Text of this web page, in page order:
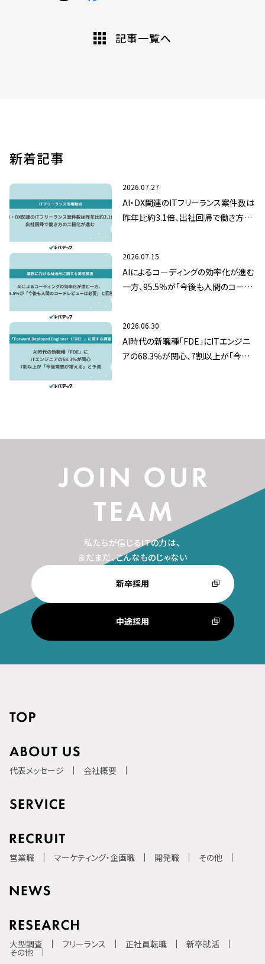
記事一覧へ
新着記事
2026.07.27
AI・DX関連のITフリーランス案件数は
昨年比約3.1倍、出社回帰で働き方の
2026.07.15
AIによるコーディングの効率化が進む
一方、95.5％が「今後も人間のコード
2026.06.30
AI時代の新職種「FDE」にITエンジニ
アの68.3％が関心、7割以上が「今後
私たちが信じるITの力は、
まだまだ、こんなものじゃない
新卒採用
中途採用
代表メッセージ 会社概要
営業職 マーケティング・企画職 開発職 その他
大型調査 フリーランス 正社員転職 新卒就活
その他